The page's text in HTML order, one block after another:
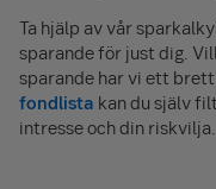
Ta hjälp av vår
sparande för just dig.
sparande har vi ett
fondlista kan du själv
intresse och din riskvilja.